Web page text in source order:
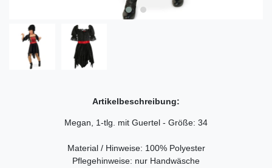
Artikelbeschreibung:
Megan, 1-tlg. mit Guertel - Größe: 34
Material / Hinweise: 100% Polyester
Pflegehinweise: nur Handwäsche